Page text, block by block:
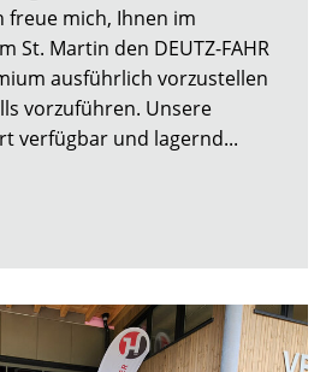
freue mich, Ihnen im
St. Martin den DEUTZ-FAHR
ausführlich vorzustellen
vorzuführen. Unsere
verfügbar und lagernd...